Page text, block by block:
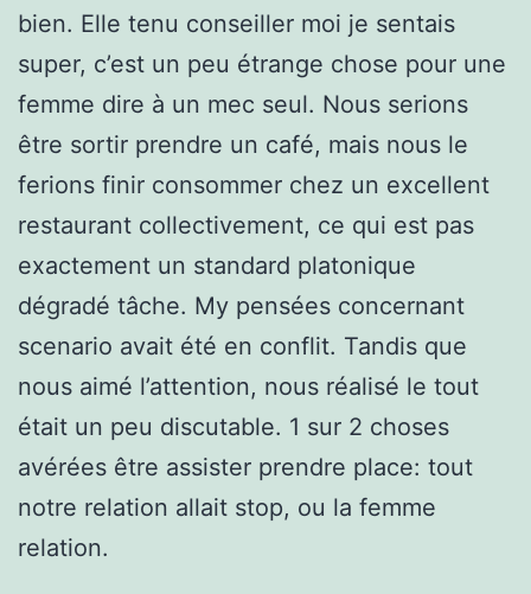
bien. Elle tenu conseiller moi je sentais
super, c’est un peu étrange chose pour une
femme dire à un mec seul. Nous serions
être sortir prendre un café, mais nous le
ferions finir consommer chez un excellent
restaurant collectivement, ce qui est pas
exactement un standard platonique
dégradé tâche. My pensées concernant
scenario avait été en conflit. Tandis que
nous aimé l’attention, nous réalisé le tout
était un peu discutable. 1 sur 2 choses
avérées être assister prendre place: tout
notre relation allait stop, ou la femme
relation.